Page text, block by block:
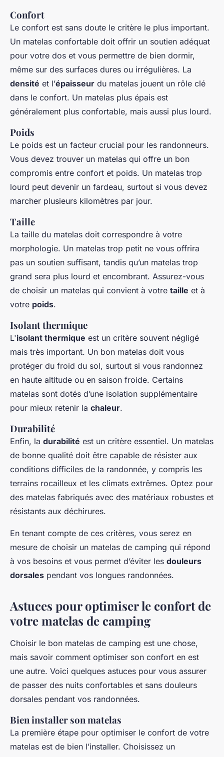
Confort
Le confort est sans doute le critère le plus important.
Un matelas confortable doit offrir un soutien adéquat
pour votre dos et vous permettre de bien dormir,
même sur des surfaces dures ou irrégulières. La
densité et l’épaisseur du matelas jouent un rôle clé
dans le confort. Un matelas plus épais est
généralement plus confortable, mais aussi plus lourd.
Poids
Le poids est un facteur crucial pour les randonneurs.
Vous devez trouver un matelas qui offre un bon
compromis entre confort et poids. Un matelas trop
lourd peut devenir un fardeau, surtout si vous devez
marcher plusieurs kilomètres par jour.
Taille
La taille du matelas doit correspondre à votre
morphologie. Un matelas trop petit ne vous offrira
pas un soutien suffisant, tandis qu’un matelas trop
grand sera plus lourd et encombrant. Assurez-vous
de choisir un matelas qui convient à votre taille et à
votre poids.
Isolant thermique
L'isolant thermique est un critère souvent négligé
mais très important. Un bon matelas doit vous
protéger du froid du sol, surtout si vous randonnez
en haute altitude ou en saison froide. Certains
matelas sont dotés d’une isolation supplémentaire
pour mieux retenir la chaleur.
Durabilité
Enfin, la durabilité est un critère essentiel. Un matelas
de bonne qualité doit être capable de résister aux
conditions difficiles de la randonnée, y compris les
terrains rocailleux et les climats extrêmes. Optez pour
des matelas fabriqués avec des matériaux robustes et
résistants aux déchirures.
En tenant compte de ces critères, vous serez en
mesure de choisir un matelas de camping qui répond
à vos besoins et vous permet d’éviter les douleurs
dorsales pendant vos longues randonnées.
Astuces pour optimiser le confort de
votre matelas de camping
Choisir le bon matelas de camping est une chose,
mais savoir comment optimiser son confort en est
une autre. Voici quelques astuces pour vous assurer
de passer des nuits confortables et sans douleurs
dorsales pendant vos randonnées.
Bien installer son matelas
La première étape pour optimiser le confort de votre
matelas est de bien l’installer. Choisissez un